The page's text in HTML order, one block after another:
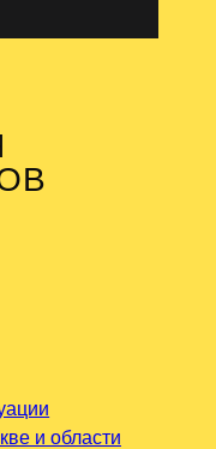
и области